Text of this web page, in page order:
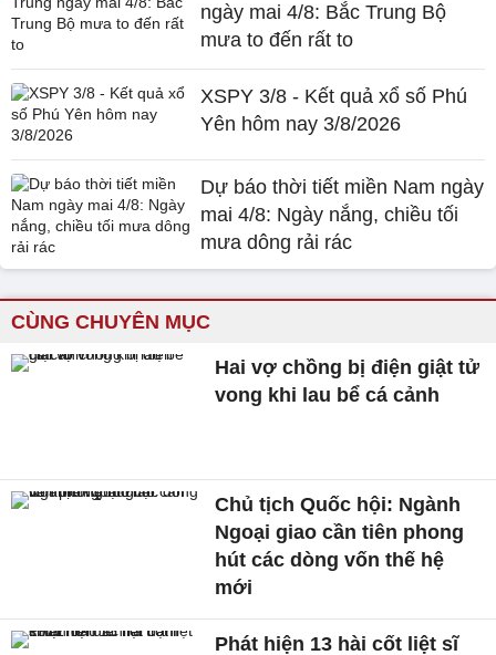
ngày mai 4/8: Bắc Trung Bộ
mưa to đến rất to
XSPY 3/8 - Kết quả xổ số Phú
Yên hôm nay 3/8/2026
Dự báo thời tiết miền Nam ngày
mai 4/8: Ngày nắng, chiều tối
mưa dông rải rác
CÙNG CHUYÊN MỤC
Hai vợ chồng bị điện giật tử
vong khi lau bể cá cảnh
Chủ tịch Quốc hội: Ngành
Ngoại giao cần tiên phong
hút các dòng vốn thế hệ
mới
Phát hiện 13 hài cốt liệt sĩ